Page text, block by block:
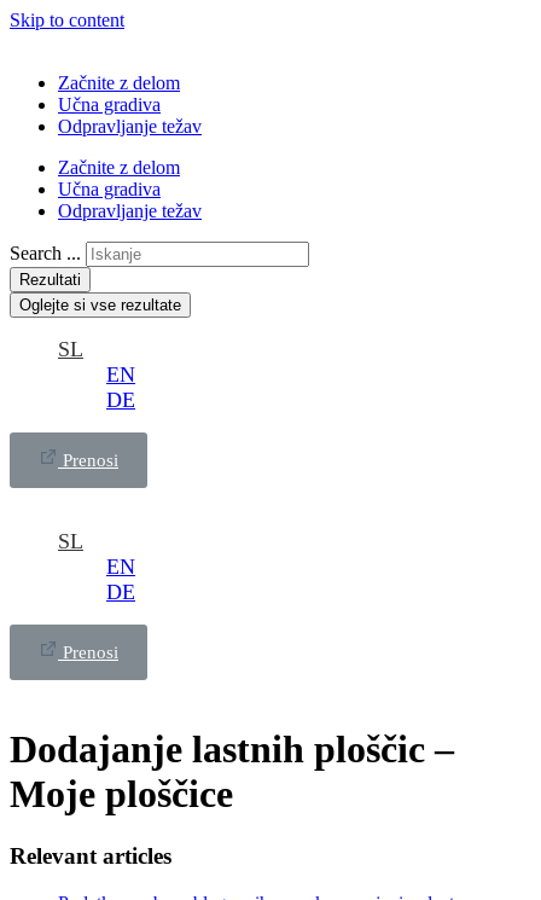
Skip to content
Začnite z delom
Učna gradiva
Odpravljanje težav
Začnite z delom
Učna gradiva
Odpravljanje težav
Search ...
Rezultati
Oglejte si vse rezultate
SL
EN
DE
Prenosi
SL
EN
DE
Prenosi
Dodajanje lastnih ploščic –
Moje ploščice
Relevant articles